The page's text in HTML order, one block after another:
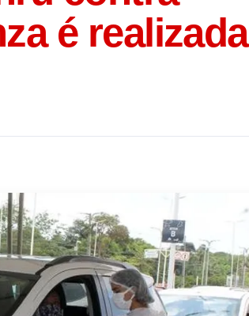
é realizada